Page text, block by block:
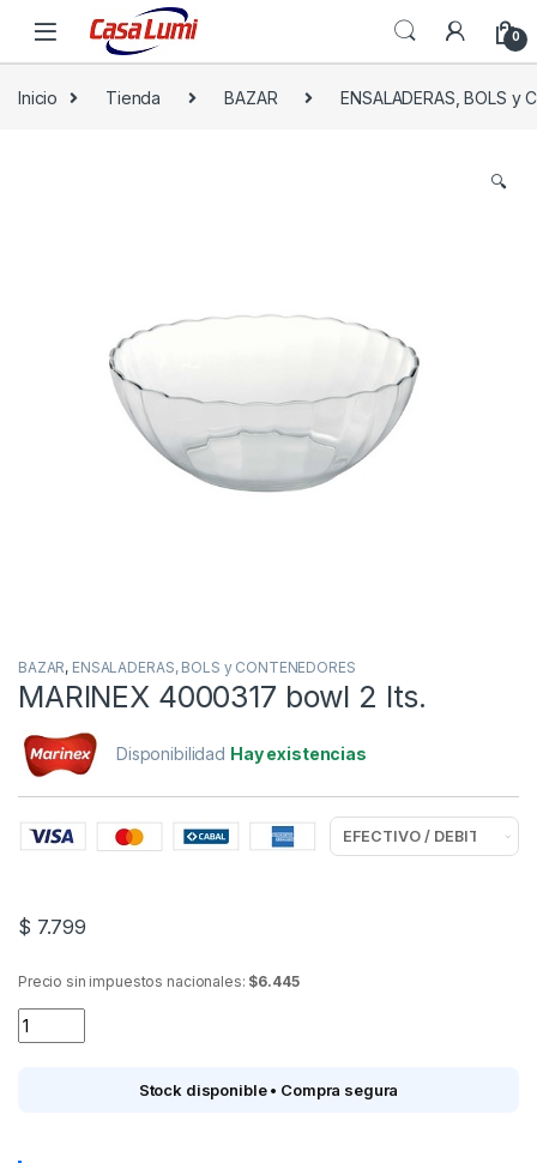
0
Inicio Tienda BAZAR ENSALADERAS, BOLS y
🔍
BAZAR, ENSALADERAS, BOLS y CONTENEDORES
MARINEX 4000317 bowl 2 lts.
Disponibilidad Hay existencias
$ 7.799
Precio sin impuestos nacionales: $6.445
MARINEX 4000317 bowl 2 lts. quantity
Stock disponible • Compra segura